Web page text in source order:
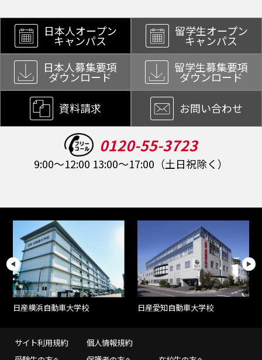
日本人オープン
キャンパス
留学生オープン
キャンパス
日本人募集要項
ダウンロード
留学生募集要項
ダウンロード
資料請求 お問い合わせ
0120-55-3723
9:00～12:00 13:00～17:00（土日祝除く）
日産横浜自動車大学校 日産愛知自動車大学校
サイト利用規約
個人情報規約